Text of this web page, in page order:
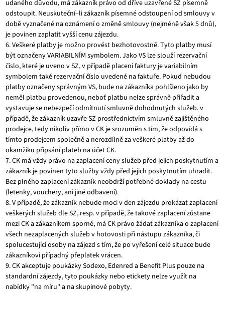
udaného důvodu, má zákazník právo od dříve uzavřené SZ písemně
odstoupit. Neuskuteční–li zákazník písemné odstoupení od smlouvy v
době vyznačené na oznámení o změně smlouvy (nejméně však 5 dnů),
je povinen zaplatit vyšší cenu zájezdu.
6. Veškeré platby je možno provést bezhotovostně. Tyto platby musí
být označeny VARIABILNÍM symbolem. Jako VS lze slouží rezervační
číslo, které je uveno v SZ, v případě placení faktury je variabilním
symbolem také rezervační číslo uvedené na faktuře. Pokud nebudou
platby označeny správným VS, bude na zákazníka pohlíženo jako by
neměl platbu provedenou, neboť platbu nelze správně přiřadit a
vystavuje se nebezpečí odmítnutí smluvně dohodnutých služeb. v
případě, že zákazník uzavře SZ prostřednictvím smluvně zajištěného
prodejce, tedy nikoliv přímo v CK je srozuměn s tím, že odpovídá s
tímto prodejcem společně a nerozdílně za veškeré platby až do
okamžiku připsání plateb na účet CK.
7. CK má vždy právo na zaplacení ceny služeb před jejich poskytnutím a
zákazník je povinen tyto služby vždy před jejich poskytnutím uhradit.
Bez plného zaplacení zákazník neobdrží potřebné doklady na cestu
(letenky, vouchery, ani jiné odbavení).
8. V případě, že zákazník nebude moci v den zájezdu prokázat zaplacení
veškerých služeb dle SZ, resp. v případě, že takové zaplacení zůstane
mezi CK a zákazníkem sporné, má CK právo žádat zákazníka o zaplacení
všech nezaplacených služeb v hotovosti při nástupu zákazníka, či
spolucestující osoby na zájezd s tím, že po vyřešení celé situace bude
zákazníkovi případný přeplatek vrácen.
9. CK akceptuje poukázky Sodexo, Edenred a Benefit Plus pouze na
standardní zájezdy, tyto poukázky nebo etickety nelze využít na
nabídky "na míru" a na skupinové pobyty.